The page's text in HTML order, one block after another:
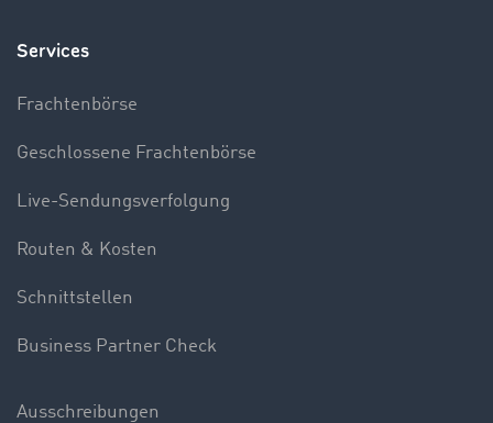
Services
Frachtenbörse
Geschlossene Frachtenbörse
Live-Sendungsverfolgung
Routen & Kosten
Schnittstellen
Business Partner Check
Ausschreibungen